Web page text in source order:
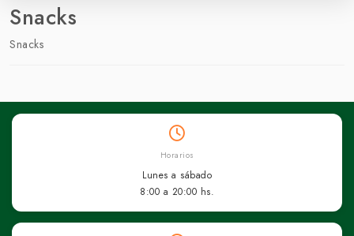
Snacks
Snacks
Horarios
Lunes a sábado
8:00 a 20:00 hs.